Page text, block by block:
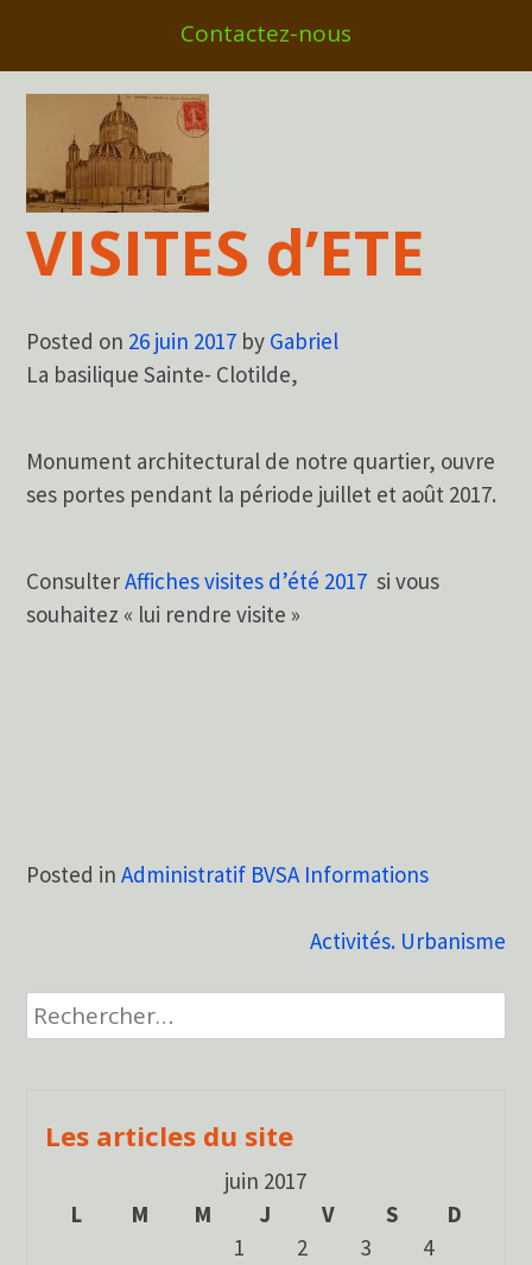
Contactez-nous
VISITES d’ETE
Posted on 26 juin 2017 by Gabriel
La basilique Sainte- Clotilde,
Monument architectural de notre quartier, ouvre
ses portes pendant la période juillet et août 2017.
ConsulterAffiches visites d’été 2017 si vous
souhaitez « lui rendre visite »
Posted inAdministratif BVSA Informations
de
l’article
Activités. Urbanisme
Rechercher :
Les articles du site
juin 2017
L
M M J V S
D
1
2 3
4